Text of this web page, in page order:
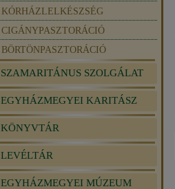
KÓRHÁZLELKÉSZSÉG
CIGÁNYPASZTORÁCIÓ
BÖRTÖNPASZTORÁCIÓ
SZAMARITÁNUS SZOLGÁLAT
EGYHÁZMEGYEI KARITÁSZ
KÖNYVTÁR
LEVÉLTÁR
EGYHÁZMEGYEI MÚZEUM